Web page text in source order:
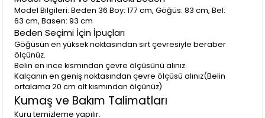
Model Bilgileri: Beden 36 Boy: 177 cm, Göğüs: 83 cm, Bel:
63 cm, Basen: 93 cm
Beden Seçimi İçin İpuçları
Göğüsün en yüksek noktasından sırt çevresiyle beraber
ölçünüz.
Belin en ince kısmından çevre ölçüsünü alınız.
Kalçanın en geniş noktasından çevre ölçüsü alınız(Belin
ortalama 20 cm alt kısmından ölçünüz)
Kumaş ve Bakım Talimatları
Kuru temizleme yapılır.